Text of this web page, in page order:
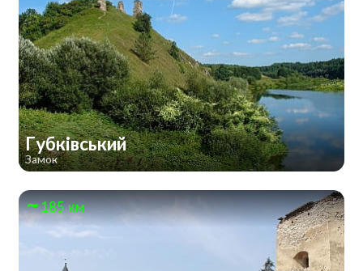
Губківський
Замок
185 км